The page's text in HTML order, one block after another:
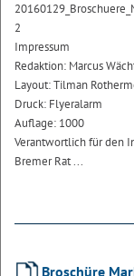
2
Impressum
Redaktion: Marcus
Layout: Tilman
Druck: Flyeralarm
Auflage: 1000
Verantwortlich für den
Bremer Rat ...
Broschüre